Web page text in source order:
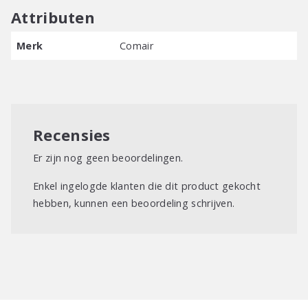
Attributen
Merk Comair
Recensies
Er zijn nog geen beoordelingen.
Enkel ingelogde klanten die dit product gekocht
hebben, kunnen een beoordeling schrijven.